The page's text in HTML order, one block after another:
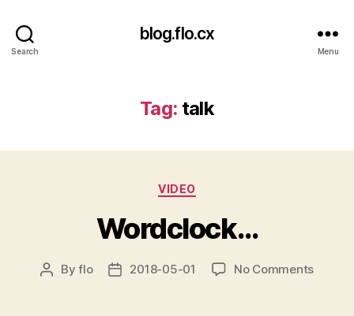
Search
blog.flo.cx
Menu
Tag: talk
Categories
VIDEO
Wordclock…
PostByflo
Post2018-05-01 No Commentson